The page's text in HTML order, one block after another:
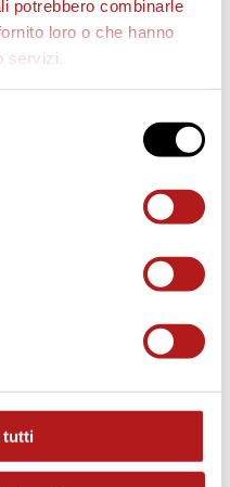
potrebbero combinarle
loro o che hanno
servizi.
tutti